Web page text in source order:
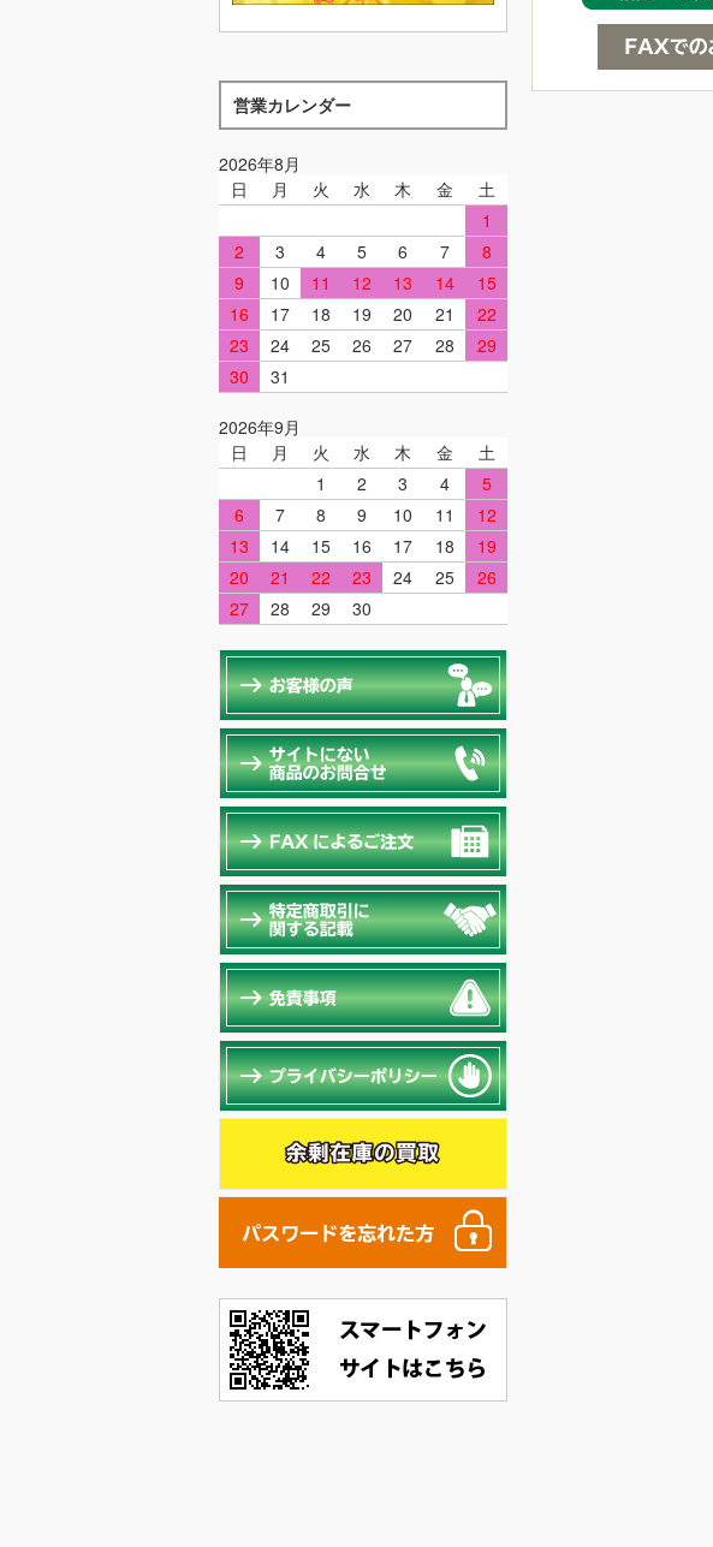
営業カレンダー
2026年8月
日
月 火 水 木 金
土
1
2
3 4 5 6 7
8
9
10 11 12 13 14
15
16
17 18 19 20 21
22
23
24 25 26 27 28
29
30
31
2026年9月
日
月 火 水 木 金
土
1
2 3 4
5
6
7 8 9 10 11
12
13
14 15 16 17 18
19
20
21 22 23 24 25
26
27
28 29 30